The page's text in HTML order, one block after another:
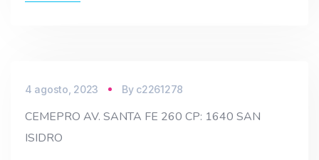
4 agosto, 2023 By c2261278
CEMEPRO AV. SANTA FE 260 CP: 1640 SAN
ISIDRO